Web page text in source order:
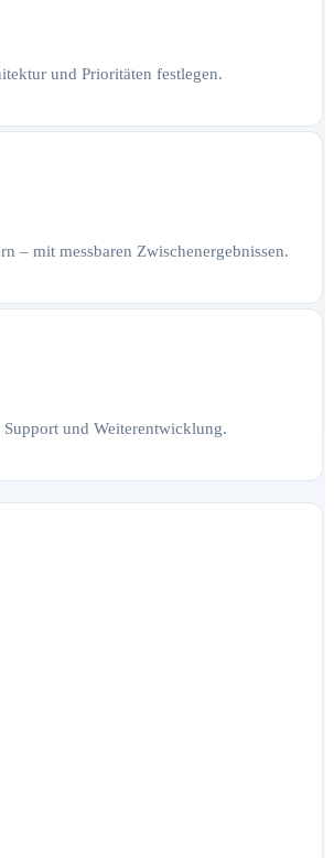
und Prioritäten festlegen.
– mit messbaren Zwischenergebnissen.
und Weiterentwicklung.